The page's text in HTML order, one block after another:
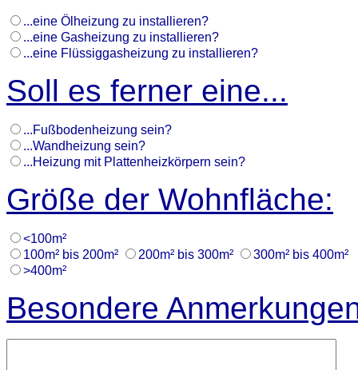
...eine Ölheizung zu installieren?
...eine Gasheizung zu installieren?
...eine Flüssiggasheizung zu installieren?
Soll es ferner eine...
...Fußbodenheizung sein?
...Wandheizung sein?
...Heizung mit Plattenheizkörpern sein?
Größe der Wohnfläche:
<100m²
100m² bis 200m²
200m² bis 300m²
300m² bis 400m²
>400m²
Besondere